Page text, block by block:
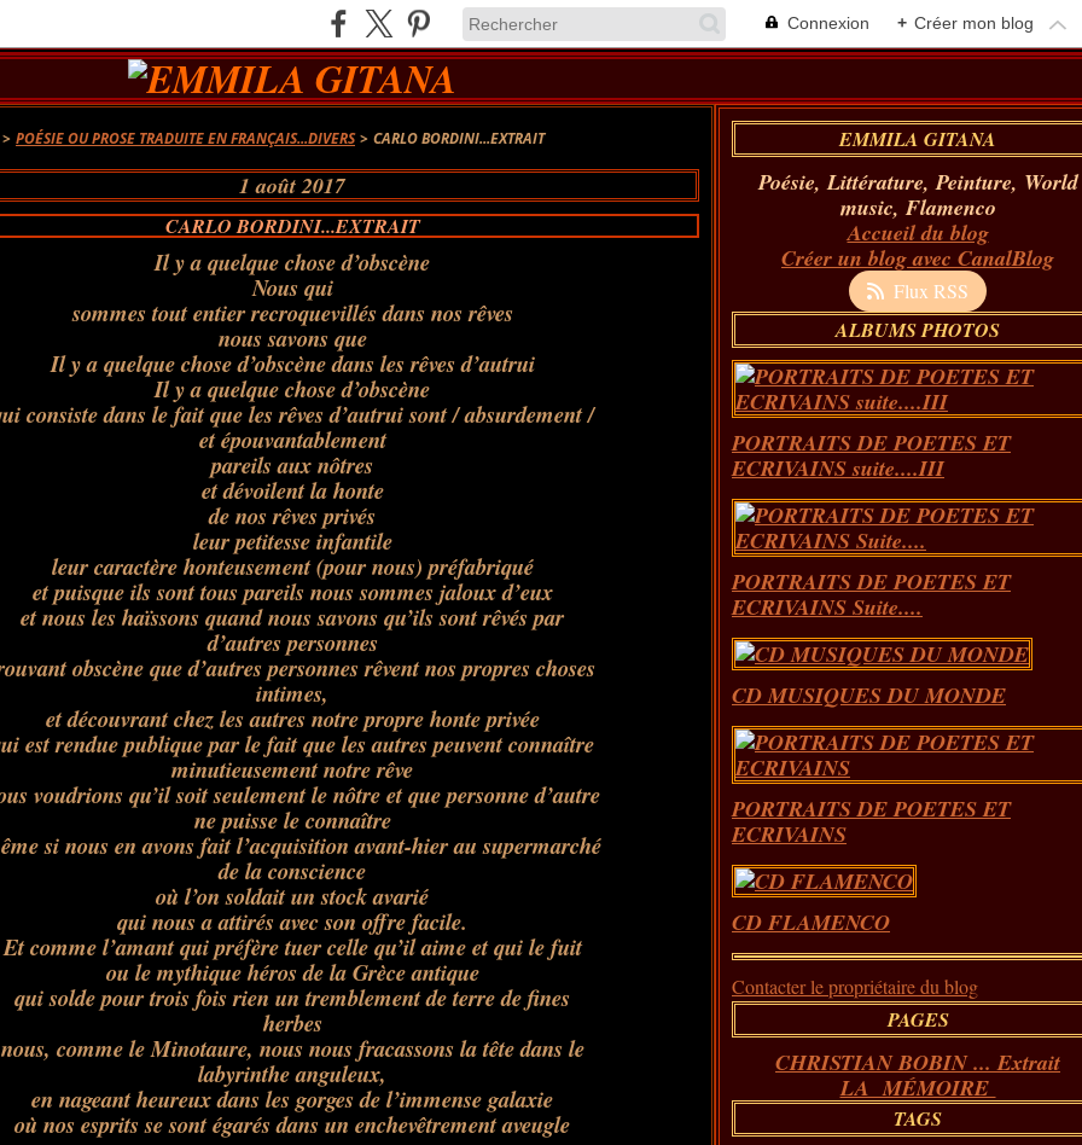
Connexion + Créer mon blog
> POÉSIE OU PROSE TRADUITE EN FRANÇAIS...DIVERS > CARLO BORDINI...EXTRAIT
1 août 2017
CARLO BORDINI...EXTRAIT
Il y a quelque chose d’obscène
Nous qui
sommes tout entier recroquevillés dans nos rêves
nous savons que
Il y a quelque chose d’obscène dans les rêves d’autrui
Il y a quelque chose d’obscène
consiste dans le fait que les rêves d’autrui sont / absurdement /
et épouvantablement
pareils aux nôtres
et dévoilent la honte
de nos rêves privés
leur petitesse infantile
leur caractère honteusement (pour nous) préfabriqué
et puisque ils sont tous pareils nous sommes jaloux d’eux
et nous les haïssons quand nous savons qu’ils sont rêvés par
d’autres personnes
obscène que d’autres personnes rêvent nos propres choses
intimes,
et découvrant chez les autres notre propre honte privée
est rendue publique par le fait que les autres peuvent connaître
minutieusement notre rêve
voudrions qu’il soit seulement le nôtre et que personne d’autre
ne puisse le connaître
si nous en avons fait l’acquisition avant-hier au supermarché
de la conscience
où l’on soldait un stock avarié
qui nous a attirés avec son offre facile.
Et comme l’amant qui préfère tuer celle qu’il aime et qui le fuit
ou le mythique héros de la Grèce antique
qui solde pour trois fois rien un tremblement de terre de fines
herbes
nous, comme le Minotaure, nous nous fracassons la tête dans le
labyrinthe anguleux,
en nageant heureux dans les gorges de l’immense galaxie
où nos esprits se sont égarés dans un enchevêtrement aveugle
EMMILA GITANA
Poésie, Littérature, Peinture, World
music, Flamenco
Accueil du blog
Créer un blog avec CanalBlog
Flux RSS
ALBUMS PHOTOS
PORTRAITS DE POETES ET
ECRIVAINS suite....III
PORTRAITS DE POETES ET
ECRIVAINS Suite....
CD MUSIQUES DU MONDE
PORTRAITS DE POETES ET
ECRIVAINS
CD FLAMENCO
Contacter le propriétaire du blog
PAGES
CHRISTIAN BOBIN ... Extrait
LA MÉMOIRE
TAGS